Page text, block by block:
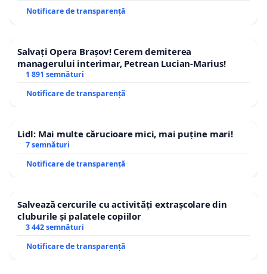
Notificare de transparență
Salvați Opera Brașov! Cerem demiterea
managerului interimar, Petrean Lucian-Marius!
1 891 semnături
Notificare de transparență
Lidl: Mai multe cărucioare mici, mai puține mari!
7 semnături
Notificare de transparență
Salvează cercurile cu activități extrașcolare din
cluburile și palatele copiilor
3 442 semnături
Notificare de transparență